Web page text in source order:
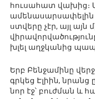
հուսահատ վախից։
ստվերը չէր, այլ
խլել աղջկանից
Երբ Բենջամինը
գրկեց Էլիին,
նոր էջ՝ բուժման և